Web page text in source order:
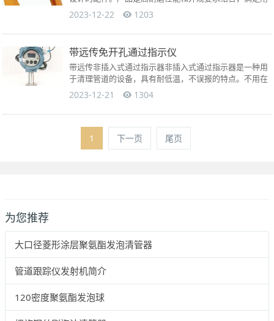
户的外观要求。订制颜色清管器皮碗由耐用的弹性体材料
制成，具有美...
2023-12-22 1203
带远传免开孔通过指示仪
带远传非插入式通过指示器非插入式通过指示器是一种用
于清理管道的设备，具有耐低温，不误报的特点。不用在
管道上开孔，固定在管道外面，即可确定清管器是、否通
过。&nbs...
2023-12-21 1304
1 下一页 尾页
为您推荐
大口径菱形涂层聚氨酯发泡清管器
管道跟踪仪发射机简介
120密度聚氨酯发泡球